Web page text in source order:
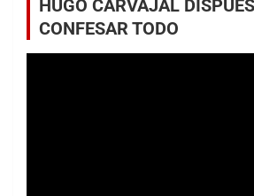
HUGO CARVAJAL
CONFESAR TODO